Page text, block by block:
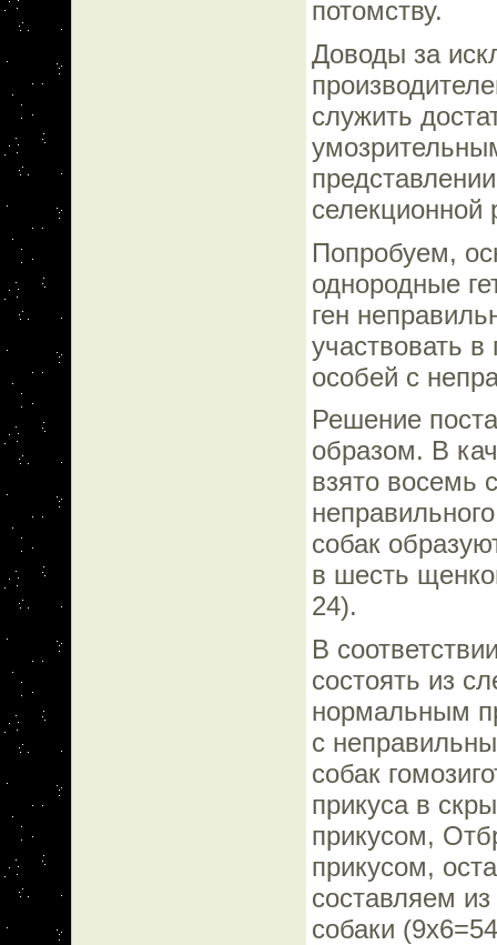
потомству.
Доводы за
служить
селекционной
Попробуем,
однородные
ген
участвовать
особей с
Решение
образом. В
взято восемь
собак
в шесть
24).
В
состоять из
нормальным
с
собак
прикуса в
прикусом,
прикусом,
составляем
собаки